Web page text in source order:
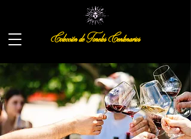
Colección de Toneles Centenarios